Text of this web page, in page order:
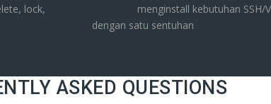
lock,
menginstall kebutuhan SSH/
dengan satu sentuhan
ASKED QUESTIONS